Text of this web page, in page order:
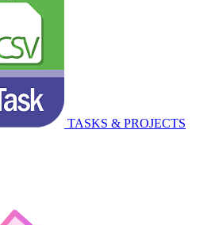
TASKS & PROJECTS